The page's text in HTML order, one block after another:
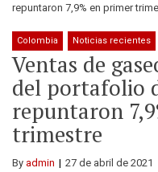
repuntaron 7,9% en primer
Colombia Noticias recientes
Ventas de
del portafolio
repuntaron
trimestre
By admin 27 de abril de 2021